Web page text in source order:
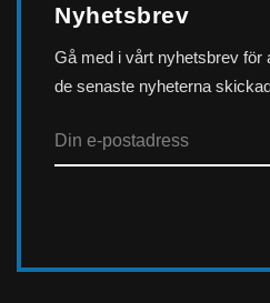
Nyhetsbrev
Gå med i vårt nyhetsbrev för
de senaste nyheterna